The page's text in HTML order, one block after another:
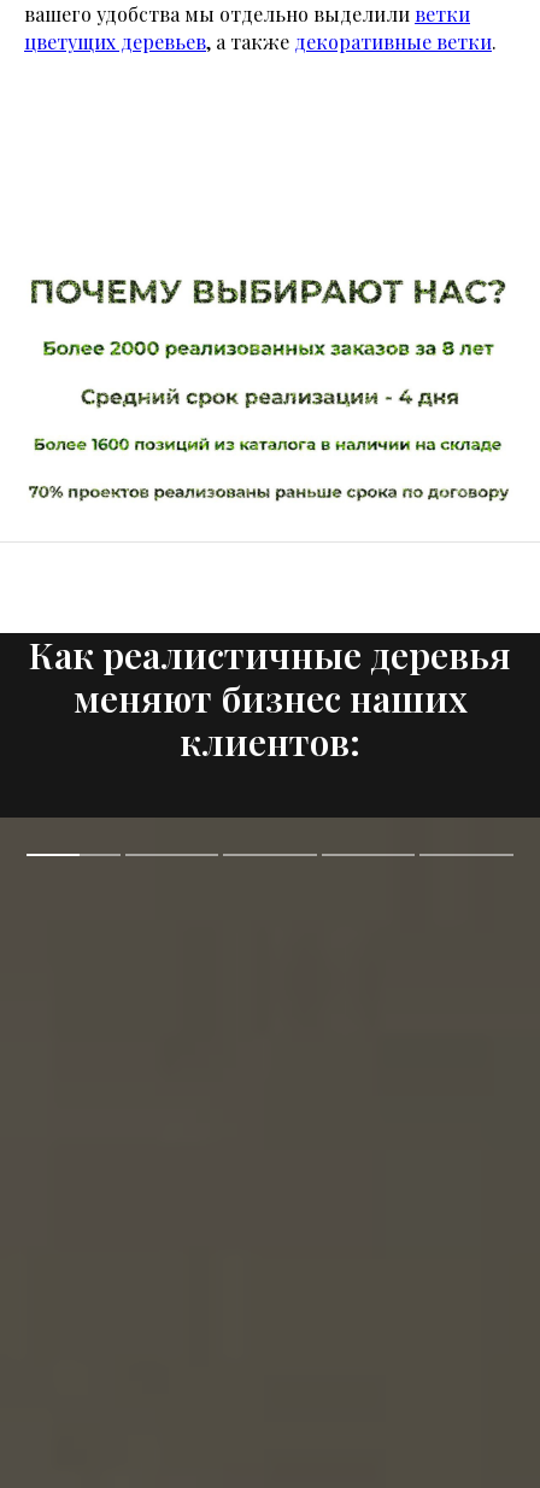
вашего удобства мы отдельно выделили ветки
цветущих деревьев, а также декоративные ветки.
Как реалистичные деревья
меняют бизнес наших
клиентов: